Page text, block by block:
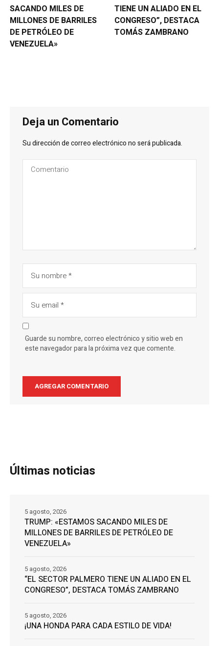
SACANDO MILES DE
MILLONES DE BARRILES
DE PETRÓLEO DE
VENEZUELA»
TIENE UN ALIADO EN EL
CONGRESO”, DESTACA
TOMÁS ZAMBRANO
Deja un Comentario
Su dirección de correo electrónico no será publicada.
Guarde su nombre, correo electrónico y sitio web en
este navegador para la próxima vez que comente.
Últimas noticias
TRUMP: «ESTAMOS SACANDO MILES DE
MILLONES DE BARRILES DE PETRÓLEO DE
VENEZUELA»
5 agosto, 2026
“EL SECTOR PALMERO TIENE UN ALIADO EN EL
CONGRESO”, DESTACA TOMÁS ZAMBRANO
5 agosto, 2026
¡UNA HONDA PARA CADA ESTILO DE VIDA!
5 agosto, 2026